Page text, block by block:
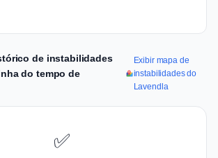
de instabilidades
do tempo de
Exibir mapa de
instabilidades do
Lavendla
✅